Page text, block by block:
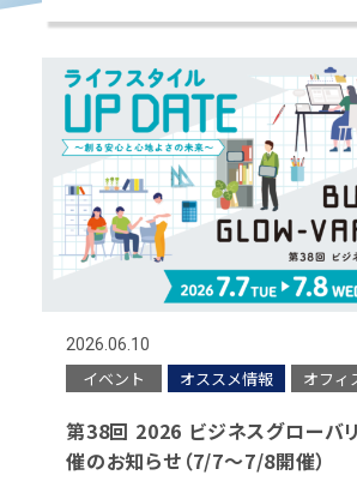
2026.06.10
イベント オススメ情報 オフィ
第38回 2026 ビジネスグローバ
催のお知らせ（7/7～7/8開催）